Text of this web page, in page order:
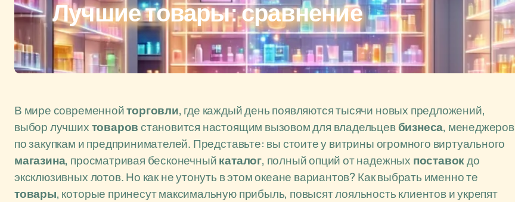
Лучшие товары: сравнение
В мире современнойторговли, где каждый день появляются тысячи новых предложений,
выбор лучшихтоваровстановится настоящим вызовом для владельцевбизнеса, менеджеров
по закупкам и предпринимателей. Представьте: вы стоите у витрины огромного виртуального
магазина, просматривая бесконечныйкаталог, полный опций от надежных поставокдо
эксклюзивных лотов. Но как не утонуть в этом океане вариантов? Как выбрать именно те
товары, которые принесут максимальную прибыль, повысят лояльность клиентов и укрепят